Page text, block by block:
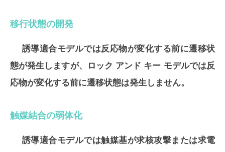
移行状態の開発
誘導適合モデルでは反応物が変化する前に遷移状
態が発生しますが、ロック アンド キー モデルでは反
応物が変化する前に遷移状態は発生しません。
触媒結合の弱体化
誘導適合モデルでは触媒基が求核攻撃または求電